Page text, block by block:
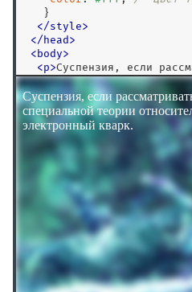
   }
</style>
</ head >
< body>
<p>Суспензия, если
специальной теории
</body>
</html>